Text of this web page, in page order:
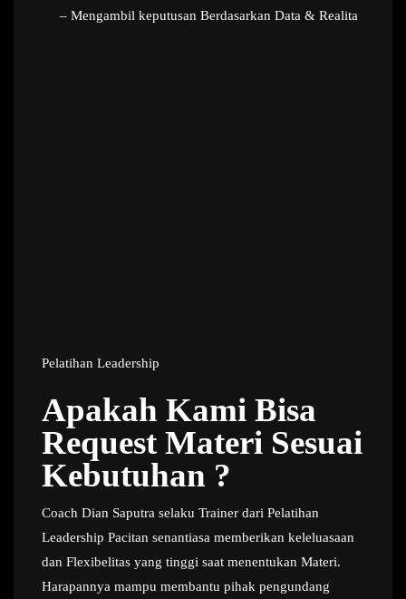
– Mengambil keputusan Berdasarkan Data & Realita
Pelatihan Leadership
Apakah Kami Bisa
Request Materi Sesuai
Kebutuhan ?
Coach Dian Saputra selaku Trainer dari Pelatihan
Leadership Pacitan senantiasa memberikan keleluasaan
dan Flexibelitas yang tinggi saat menentukan Materi.
Harapannya mampu membantu pihak pengundang